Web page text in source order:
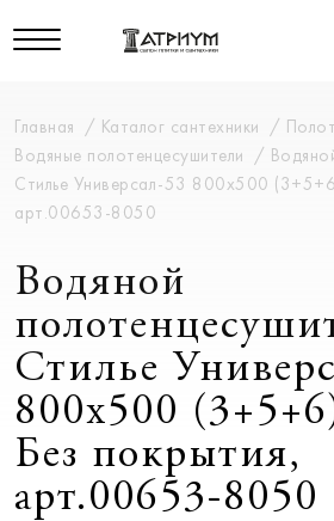
Главная Каталог сантехники
Водяные полотенцесушители
Стилье Универсал-53 800х500
арт.00653-8050
Водяной
Стилье
800х500
Без покрытия,
арт.00653-8050